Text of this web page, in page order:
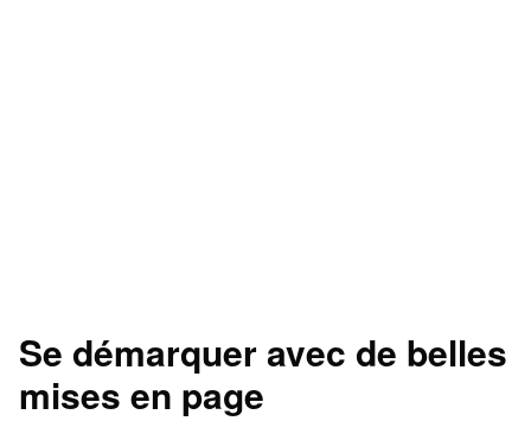
Se démarquer avec de belles
mises en page